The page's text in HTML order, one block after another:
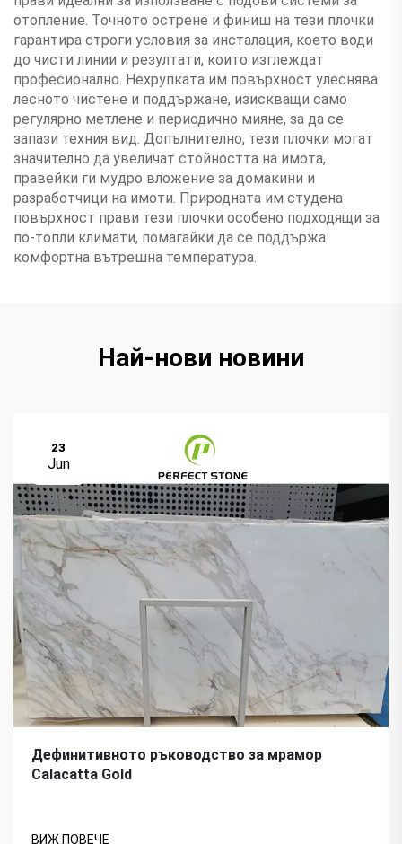
отопление. Точното острене и финиш на тези плочки
гарантира строги условия за инсталация, което води
до чисти линии и резултати, които изглеждат
професионално. Нехрупката им повърхност улеснява
лесното чистене и поддържане, изискващи само
регулярно метлене и периодично мияне, за да се
запази техния вид. Допълнително, тези плочки могат
значително да увеличат стойността на имота,
правейки ги мудро вложение за домакини и
разработчици на имоти. Природната им студена
повърхност прави тези плочки особено подходящи за
по-топли климати, помагайки да се поддържа
комфортна вътрешна температура.
Най-нови новини
23
Jun
Дефинитивното ръководство за мрамор
Calacatta Gold
ВИЖ ПОВЕЧЕ